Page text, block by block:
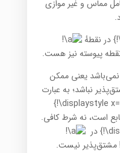
مماس و غیر موازی
در نقطهٔ
پیوسته نیز هست.
یعنی ممکن
نباشد؛ به عبارت
است، نه شرط کافی.
در
مشتق‌پذیر نیست.